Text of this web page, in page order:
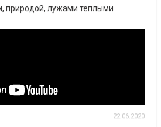
природой, лужами теплыми
22.06.2020